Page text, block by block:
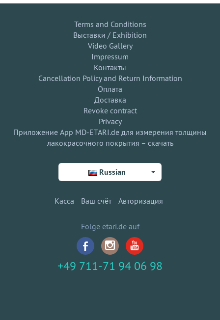
Terms and Conditions
Выставки / Exhibition
Video Gallery
Impressum
Контакты
Cancellation Policy and Return Information
Оплата
Доставка
Revoke contract
Privacy
Приложение App MD-ETARI.de для измерения толщины
лакокрасочного покрытия – скачать
Russian
Касса Ваш счёт Авторизация
Folge etari.de auf
+49 711-71 94 06 98